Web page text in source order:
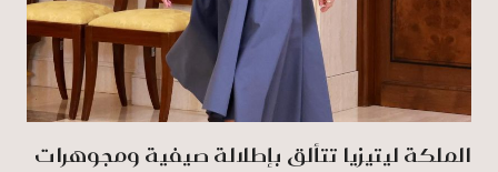
الملكة ليتيزيا تتألق بإطلالة صيفية ومجوهرات